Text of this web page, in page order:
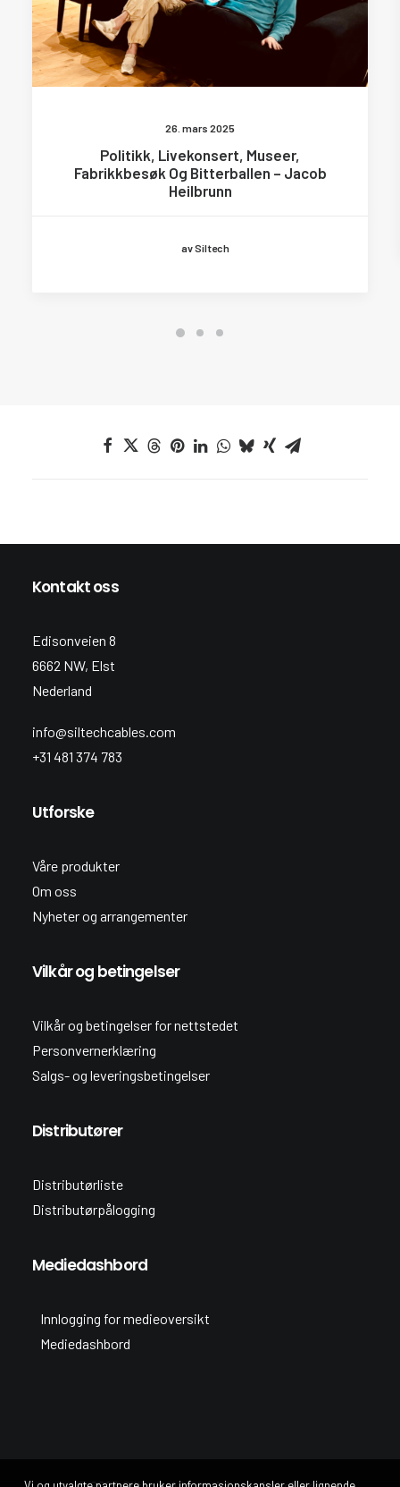
26. mars 2025
Politikk, Livekonsert, Museer,
Fabrikkbesøk Og Bitterballen – Jacob
Heilbrunn
av Siltech
Kontakt oss
Edisonveien 8
6662 NW, Elst
Nederland
info@siltechcables.com
+31 481 374 783
Utforske
Våre produkter
Om oss
Nyheter og arrangementer
Vilkår og betingelser
Vilkår og betingelser for nettstedet
Personvernerklæring
Salgs- og leveringsbetingelser
Distributører
Distributørliste
Distributørpålogging
Mediedashbord
Innlogging for medieoversikt
Mediedashbord